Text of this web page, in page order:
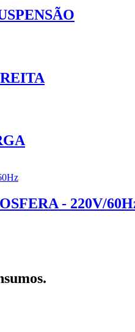
- 220V/